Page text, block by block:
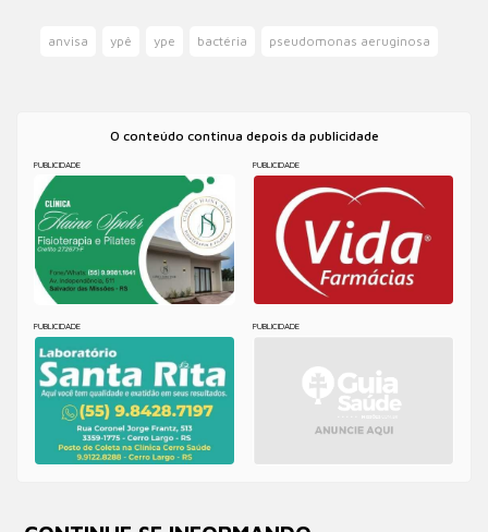
anvisa ypê ype bactéria pseudomonas aeruginosa
O conteúdo continua depois da publicidade
PUBLICIDADE PUBLICIDADE
PUBLICIDADE PUBLICIDADE